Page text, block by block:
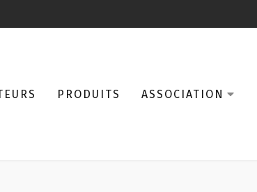
PRODUITS ASSOCIATION